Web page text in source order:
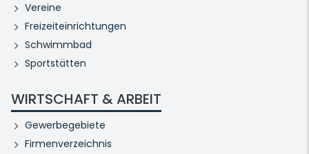
Vereine
Freizeiteinrichtungen
Schwimmbad
Sportstätten
WIRTSCHAFT & ARBEIT
Gewerbegebiete
Firmenverzeichnis